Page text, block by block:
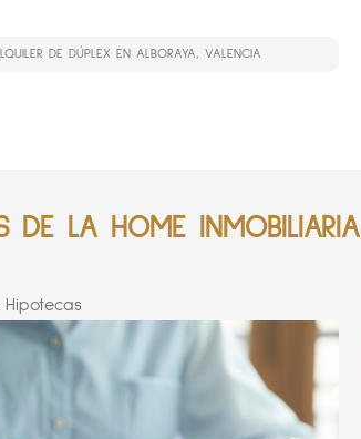
DE DÚPLEX EN ALBORAYA, VALENCIA
DE LA HOME INMOBILIARIA
Hipotecas